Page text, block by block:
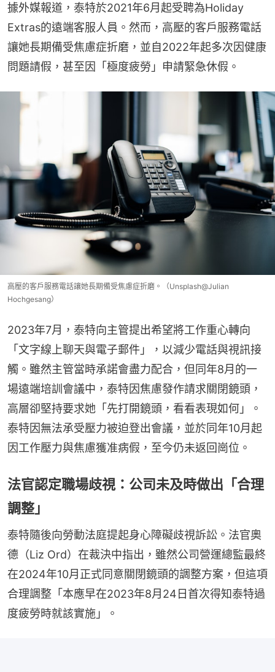
據外媒報道，泰特於2021年6月起受聘為Holiday
Extras的遠端客服人員。然而，高壓的客戶服務電話
讓她長期備受焦慮症折磨，並自2022年起多次因健康
問題請假，甚至因「極度疲勞」申請緊急休假。
高壓的客戶服務電話讓她長期備受焦慮症折磨。（Unsplash@Julian
Hochgesang）
2023年7月，泰特向主管提出希望將工作重心轉向
「文字線上聊天與電子郵件」，以減少電話與視訊接
觸。雖然主管當時承諾會盡力配合，但同年8月的一
場遠端培訓會議中，泰特因焦慮發作請求關閉鏡頭，
高層卻堅持要求她「先打開鏡頭，看看表現如何」。
泰特因無法承受壓力被迫登出會議，並於同年10月起
因工作壓力與焦慮獲准病假，至今仍未返回崗位。
法官認定職場歧視：公司未及時做出「合理
調整」
泰特隨後向勞動法庭提起身心障礙歧視訴訟。法官奧
德（Liz Ord）在裁決中指出，雖然公司營運總監最終
在2024年10月正式同意關閉鏡頭的調整方案，但這項
合理調整「本應早在2023年8月24日首次得知泰特過
度疲勞時就該實施」。